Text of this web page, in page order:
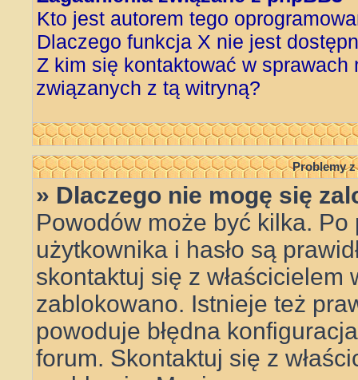
Kto jest autorem tego
Dlaczego funkcja X nie jest
Z kim się kontaktować w
związanych z tą witryną?
Problemy
» Dlaczego nie mogę się
Powodów może być kilka.
użytkownika i hasło są
skontaktuj się z
zablokowano. Istnieje też
powoduje błędna
forum. Skontaktuj się z